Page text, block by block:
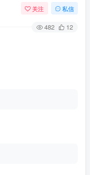
关注 私信
482 12